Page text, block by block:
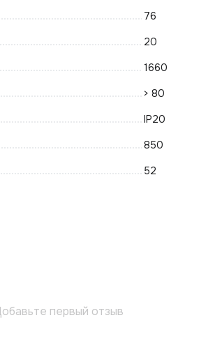
76
20
1660
> 80
IP20
850
52
первый отзыв